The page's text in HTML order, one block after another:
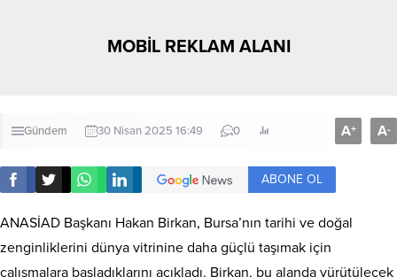
MOBİL REKLAM ALANI
Gündem 30 Nisan 2025 16:49 0 A+ A-
ABONE OL
ANASİAD Başkanı Hakan Birkan, Bursa’nın tarihi ve doğal
zenginliklerini dünya vitrinine daha güçlü taşımak için
çalışmalara başladıklarını açıkladı. Birkan, bu alanda yürütülecek